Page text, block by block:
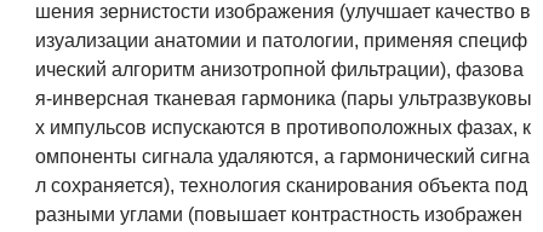
шения зернистости изображения (улучшает качество в
изуализации анатомии и патологии, применяя специф
ический алгоритм анизотропной фильтрации), фазова
я-инверсная тканевая гармоника (пары ультразвуковы
х импульсов испускаются в противоположных фазах, к
омпоненты сигнала удаляются, а гармонический сигна
л сохраняется), технология сканирования объекта под
разными углами (повышает контрастность изображен